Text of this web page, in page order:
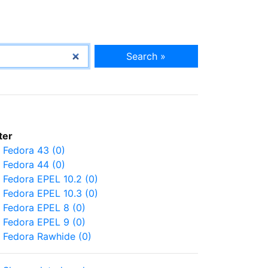
Search »
Fedora 43 (0)
Fedora 44 (0)
Fedora EPEL 10.2 (0)
Fedora EPEL 10.3 (0)
Fedora EPEL 8 (0)
Fedora EPEL 9 (0)
Fedora Rawhide (0)